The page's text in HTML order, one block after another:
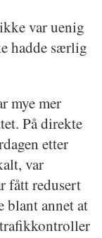
var uenig
hadde særlig
mye mer
På direkte
etter
var
fått redusert
blant annet at